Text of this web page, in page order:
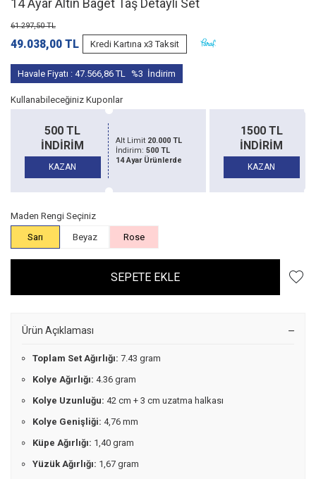
14 Ayar Altın Baget Taş Detaylı Set
61.297,50TL
49.038,00 TL Kredi Kartına x3 Taksit
Havale Fiyatı : 47.566,86TL %3 İndirim
Kullanabileceğiniz Kuponlar
1500 TL
İNDİRİM
KAZAN
Alt Limit50.000 TL
İndirim:1500 TL
14 Ayar Ürünlerde
10000 TL
İNDİRİM
KAZAN
Maden Rengi Seçiniz
Sarı
Beyaz Rose
SEPETE EKLE
Ürün Açıklaması
Toplam Set Ağırlığı: 7.43 gram
Kolye Ağırlığı: 4.36 gram
Kolye Uzunluğu: 42 cm + 3 cm uzatma halkası
Kolye Genişliği: 4,76 mm
Küpe Ağırlığı: 1,40 gram
Yüzük Ağırlığı: 1,67 gram